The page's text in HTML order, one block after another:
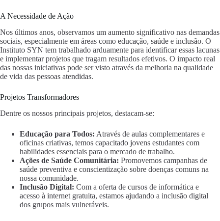
A Necessidade de Ação
Nos últimos anos, observamos um aumento significativo nas demandas
sociais, especialmente em áreas como educação, saúde e inclusão. O
Instituto SYN tem trabalhado arduamente para identificar essas lacunas
e implementar projetos que tragam resultados efetivos. O impacto real
das nossas iniciativas pode ser visto através da melhoria na qualidade
de vida das pessoas atendidas.
Projetos Transformadores
Dentre os nossos principais projetos, destacam-se:
Educação para Todos: Através de aulas complementares e
oficinas criativas, temos capacitado jovens estudantes com
habilidades essenciais para o mercado de trabalho.
Ações de Saúde Comunitária: Promovemos campanhas de
saúde preventiva e conscientização sobre doenças comuns na
nossa comunidade.
Inclusão Digital: Com a oferta de cursos de informática e
acesso à internet gratuita, estamos ajudando a inclusão digital
dos grupos mais vulneráveis.